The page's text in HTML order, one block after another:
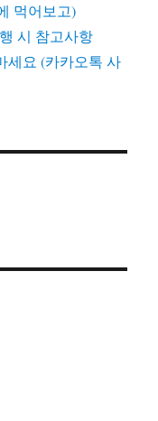
먹어보고)
시 참고사항
세요 (카카오톡 사